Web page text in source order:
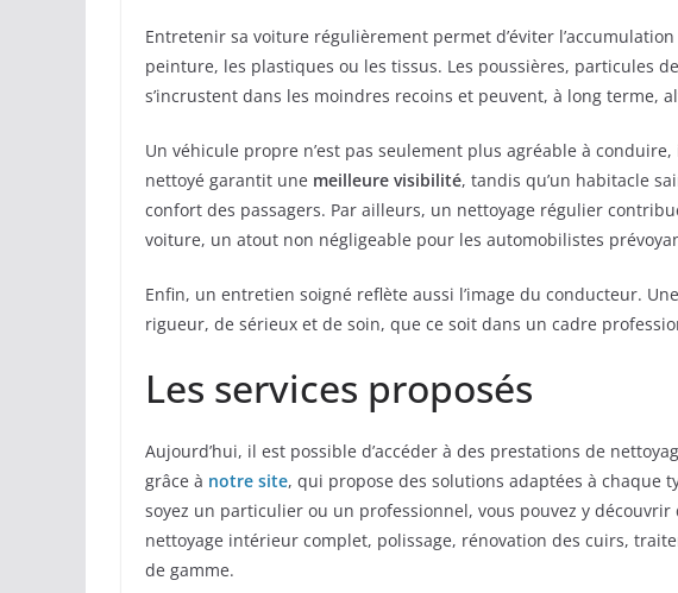
Entretenir sa voiture régulièrement permet d’éviter
peinture, les plastiques ou les tissus. Les poussières, particules
s’incrustent dans les moindres recoins et peuvent, à long terme,
Un véhicule propre n’est pas seulement plus agréable à
nettoyé garantit une meilleure visibilité, tandis qu’un habitacle
confort des passagers. Par ailleurs, un nettoyage régulier
voiture, un atout non négligeable pour les automobilistes
Enfin, un entretien soigné reflète aussi l’image du conducteur.
rigueur, de sérieux et de soin, que ce soit dans un cadre
Les services proposés
Aujourd’hui, il est possible d’accéder à des prestations de
grâce à notre site, qui propose des solutions adaptées à chaque
soyez un particulier ou un professionnel, vous pouvez y
nettoyage intérieur complet, polissage, rénovation des cuirs,
de gamme.